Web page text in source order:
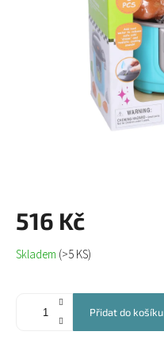
516 Kč
Měrná
cena:
Skladem (>5 KS)
Přidat do košíku